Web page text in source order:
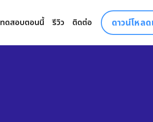
ทดสอบตอนนี้ รีวิว ติดต่อ ดาวน์โหล